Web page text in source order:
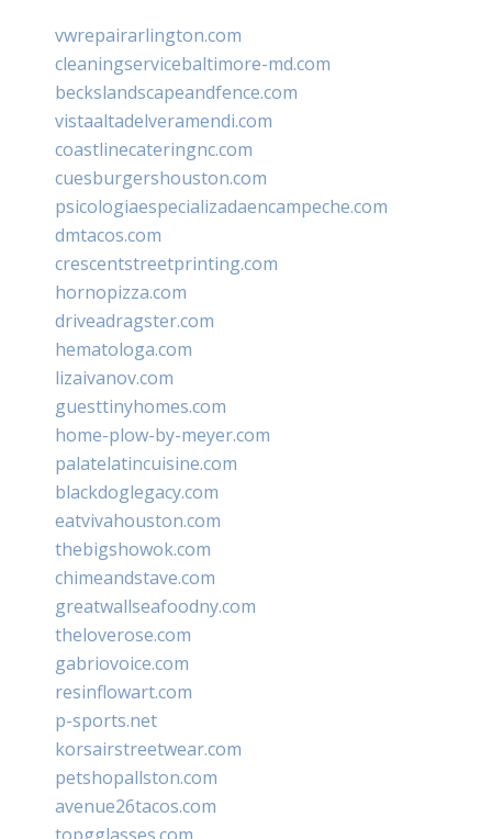
vwrepairarlington.com
cleaningservicebaltimore-md.com
beckslandscapeandfence.com
vistaaltadelveramendi.com
coastlinecateringnc.com
cuesburgershouston.com
psicologiaespecializadaencampeche.com
dmtacos.com
crescentstreetprinting.com
hornopizza.com
driveadragster.com
hematologa.com
lizaivanov.com
guesttinyhomes.com
home-plow-by-meyer.com
palatelatincuisine.com
blackdoglegacy.com
eatvivahouston.com
thebigshowok.com
chimeandstave.com
greatwallseafoodny.com
theloverose.com
gabriovoice.com
resinflowart.com
p-sports.net
korsairstreetwear.com
petshopallston.com
avenue26tacos.com